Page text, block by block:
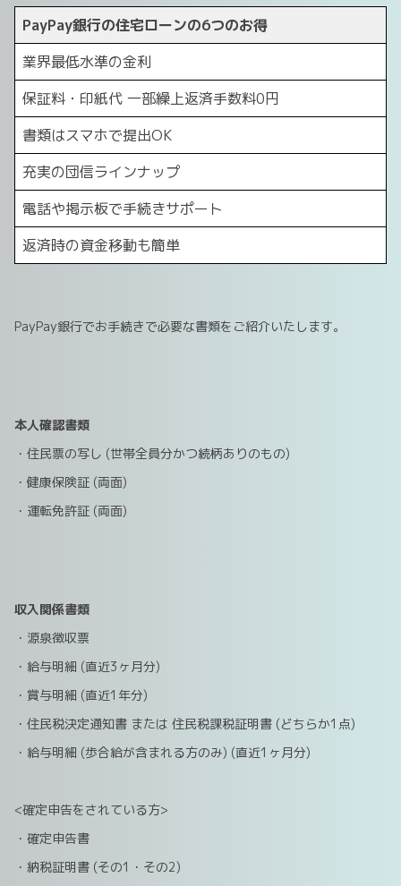
PayPay銀行の住宅ローンの6つのお得
業界最低水準の金利
保証料・印紙代 一部繰上返済手数料0円
書類はスマホで提出OK
充実の団信ラインナップ
電話や掲示板で手続きサポート
返済時の資金移動も簡単
PayPay銀行でお手続きで必要な書類をご紹介いたします。
本人確認書類
・住民票の写し (世帯全員分かつ続柄ありのもの)
・健康保険証 (両面)
・運転免許証 (両面)
収入関係書類
・源泉徴収票
・給与明細 (直近3ヶ月分)
・賞与明細 (直近1年分)
・住民税決定通知書 または 住民税課税証明書 (どちらか1点)
・給与明細 (歩合給が含まれる方のみ) (直近1ヶ月分)
<確定申告をされている方>
・確定申告書
・納税証明書 (その1・その2)